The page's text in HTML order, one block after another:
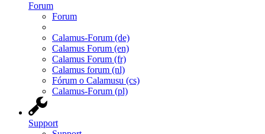
Forum
Forum
Calamus-Forum (de)
Calamus Forum (en)
Calamus Forum (fr)
Calamus forum (nl)
Fórum o Calamusu (cs)
Calamus-Forum (pl)
Support